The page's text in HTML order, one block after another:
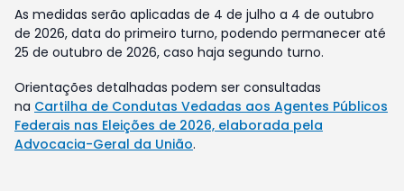
As medidas serão aplicadas de 4 de julho a 4 de outubro
de 2026, data do primeiro turno, podendo permanecer até
25 de outubro de 2026, caso haja segundo turno.
Orientações detalhadas podem ser consultadas
na Cartilha de Condutas Vedadas aos Agentes Públicos
Federais nas Eleições de 2026, elaborada pela
Advocacia-Geral da União.